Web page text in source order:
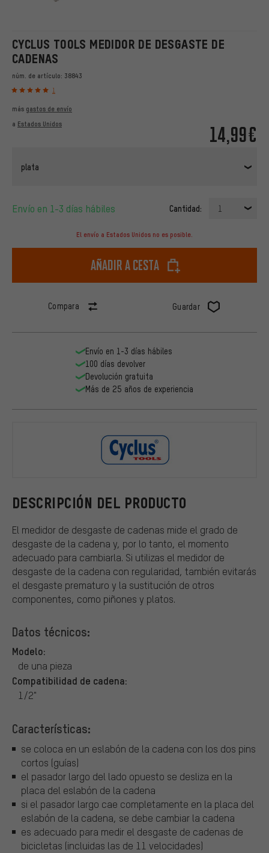
CYCLUS TOOLS MEDIDOR DE DESGASTE DE
CADENAS
núm. de artículo: 38843
1
14,99€
más gastos de envío
a Estados Unidos
plata
Envío en 1-3 días hábiles Cantidad: 1
El envío a Estados Unidos no es posible.
Añadir a cesta
Compara Guardar
DESCRIPCIÓN DEL PRODUCTO
El medidor de desgaste de cadenas mide el grado de
desgaste de la cadena y, por lo tanto, el momento
adecuado para cambiarla. Si utilizas el medidor de
desgaste de la cadena con regularidad, también evitarás
el desgaste prematuro y la sustitución de otros
componentes, como piñones y platos.
Datos técnicos:
Modelo:
de una pieza
Compatibilidad de cadena:
1/2"
Características:
se coloca en un eslabón de la cadena con los dos pins
cortos (guías)
el pasador largo del lado opuesto se desliza en la
placa del eslabón de la cadena
si el pasador largo cae completamente en la placa del
eslabón de la cadena, se debe cambiar la cadena
es adecuado para medir el desgaste de cadenas de
bicicletas (incluidas las de 11 velocidades)
Envío en 1-3 días hábiles
100 días devolver
Devolución gratuita
Más de 25 años de experiencia